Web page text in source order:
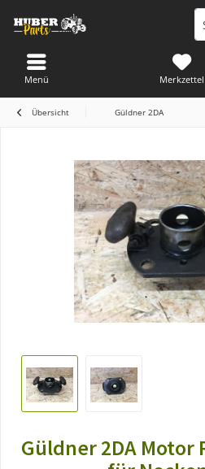
Merkzettel
Menü
Übersicht Güldner 2DA
Güldner 2DA